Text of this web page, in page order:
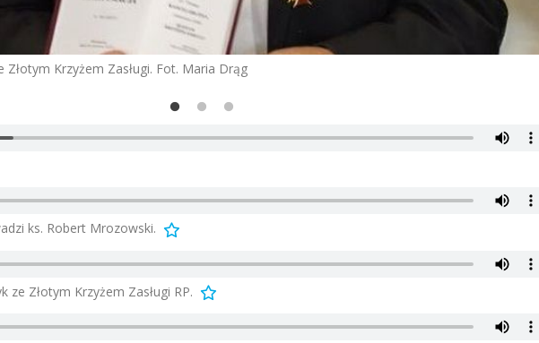
Złotym Krzyżem Zasługi. Fot. Maria Drąg
ks. Robert Mrozowski.
ze Złotym Krzyżem Zasługi RP.